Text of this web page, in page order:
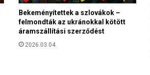
Bekeményítettek a szlovákok –
felmondták az ukránokkal kötött
áramszállítási szerződést
2026.03.04.